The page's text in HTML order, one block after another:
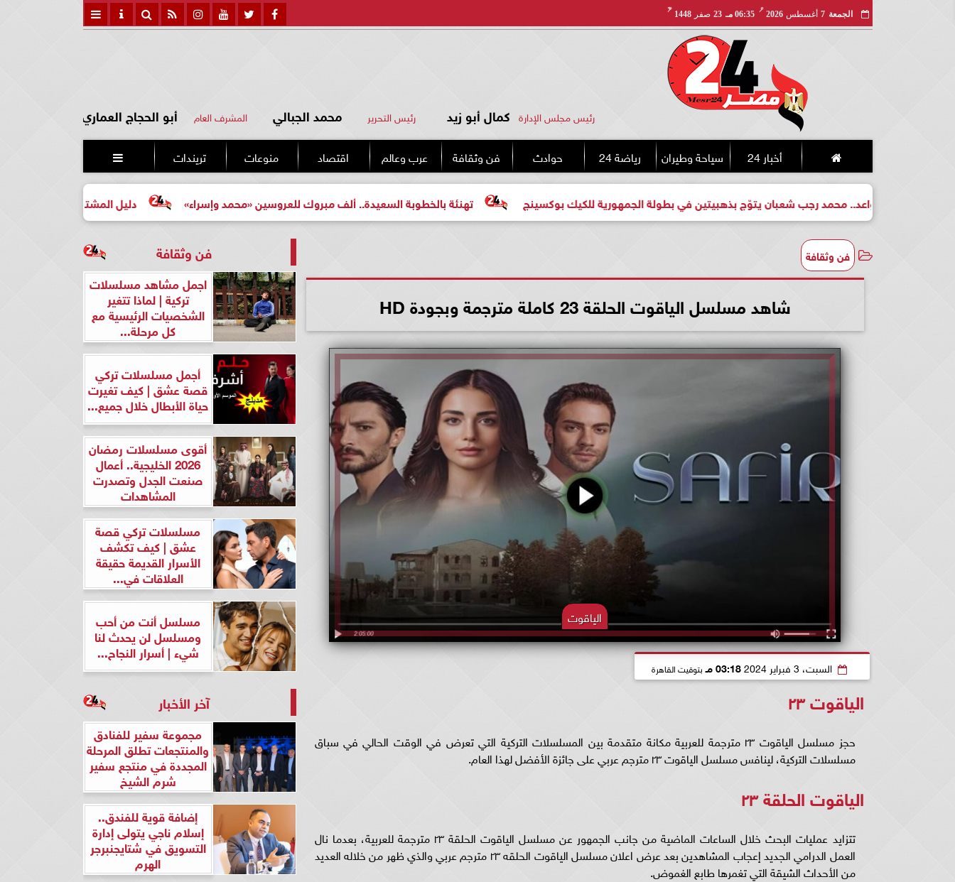
الجمعة 7 أغسطس 2026
مـ
06:35 مـ 23 صفر 1448
هـ
رئيس مجلس الإدارة كمال أبو زيد رئيس التحرير محمد الجبالي المشرف العام أبو الحجاج العماري
أخبار 24 سياحة وطيران رياضة 24 حوادث فن وثقافة عرب وعالم اقتصاد منوعات تريندات 
دليل المشتري لأول مرة لاختيار مشروع عقاري تهنئة بالخطوبة السعيدة.. ألف مبروك للعروسين «محمد وإسراء» محمد رجب شعبان يتوّج بذهبيتين في بطولة الجمهورية للكيك بوكسينج
فن وثقافة
شاهد مسلسل الياقوت الحلقة 23 كاملة مترجمة وبجودة HD
الياقوت
السبت، 3 فبراير 2024 03:18 مـ بتوقيت القاهرة
الياقوت ٢٣
حجز مسلسل الياقوت ٢٣ مترجمة للعربية مكانة متقدمة بين المسلسلات التركية التي تعرض في الوقت الحالي في سباق
مسلسلات التركية، لينافس مسلسل الياقوت ٢٣ مترجم عربي على جائزة الأفضل لهذا العام.
الياقوت الحلقة ٢٣
تتزايد عمليات البحث خلال الساعات الماضية من جانب الجمهور عن مسلسل الياقوت الحلقة ٢٣ مترجمة للعربية، بعدما نال
العمل الدرامي الجديد إعجاب المشاهدين بعد عرض اعلان مسلسل الياقوت الحلقه ٢٣ مترجم عربي والذي ظهر من خلاله العديد
من الأحداث الشيقة التي تغمرها طابع الغموض.
فن وثقافة
اجمل مشاهد مسلسلات
تركية | لماذا تتغير
الشخصيات الرئيسية مع
كل مرحلة...
أجمل مسلسلات تركي
قصة عشق | كيف تغيرت
حياة الأبطال خلال جميع...
أقوى مسلسلات رمضان
2026 الخليجية.. أعمال
صنعت الجدل وتصدرت
المشاهدات
مسلسلات تركي قصة
عشق | كيف تكشف
الأسرار القديمة حقيقة
العلاقات في...
مسلسل أنت من أحب
ومسلسل لن يحدث لنا
شيء | أسرار النجاح...
آخر الأخبار
مجموعة سفير للفنادق
والمنتجعات تطلق المرحلة
المجددة في منتجع سفير
شرم الشيخ
إضافة قوية للفندق..
إسلام ناجي يتولى إدارة
التسويق في شتايجنبرجر
الهرم